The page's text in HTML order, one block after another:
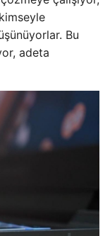
Bu
adeta